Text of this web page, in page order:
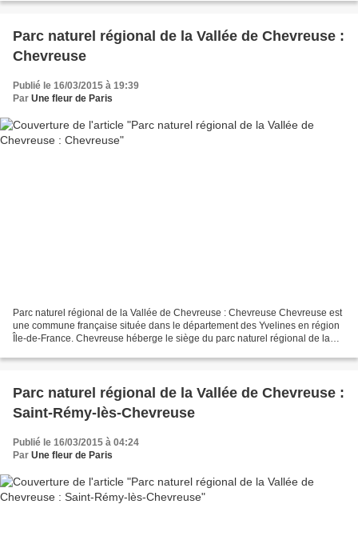
Parc naturel régional de la Vallée de Chevreuse :
Chevreuse
Publié le 16/03/2015 à 19:39
Par Une fleur de Paris
Parc naturel régional de la Vallée de Chevreuse : Chevreuse Chevreuse est
une commune française située dans le département des Yvelines en région
Île-de-France. Chevreuse héberge le siège du parc naturel régional de la
Parc naturel régional de la Vallée de Chevreuse :
Saint-Rémy-lès-Chevreuse
Publié le 16/03/2015 à 04:24
Par Une fleur de Paris